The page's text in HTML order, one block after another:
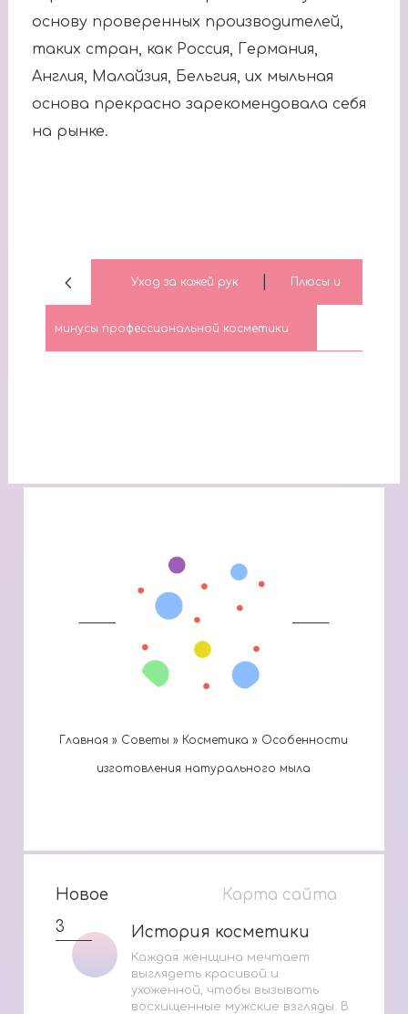
основу проверенных производителей,
таких стран, как Россия, Германия,
Англия, Малайзия, Бельгия, их мыльная
основа прекрасно зарекомендовала себя
на рынке.
Уход за кожей рук Плюсы и
минусы профессиональной косметики
Главная » Cоветы » Косметика » Особенности
изготовления натурального мыла
Новое
Карта сайта
3
История косметики
История косметики
Каждая женщина мечтает
выглядеть красивой и
ухоженной, чтобы вызывать
восхищенные мужские взгляды. В